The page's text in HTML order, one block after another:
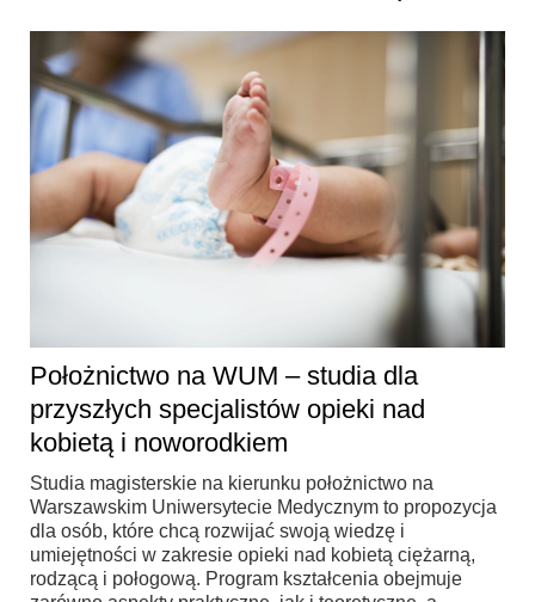
Położnictwo na WUM – studia dla
przyszłych specjalistów opieki nad
kobietą i noworodkiem
Studia magisterskie na kierunku położnictwo na
Warszawskim Uniwersytecie Medycznym to propozycja
dla osób, które chcą rozwijać swoją wiedzę i
umiejętności w zakresie opieki nad kobietą ciężarną,
rodzącą i połogową. Program kształcenia obejmuje